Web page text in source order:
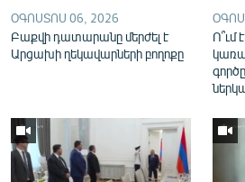
«Ազատության» բոլոր կայքերը
ՕԳՈՍՏՈՍ 06, 2026
Բաքվի դատարանը մերժել է
Արցախի ղեկավարների բողոքը
Ո՞ւմ